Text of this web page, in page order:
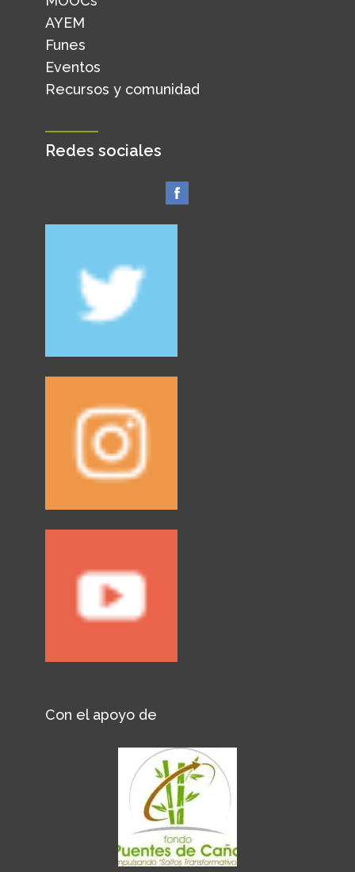
AYEM
Funes
Eventos
Recursos y comunidad
Redes sociales
Con el apoyo de